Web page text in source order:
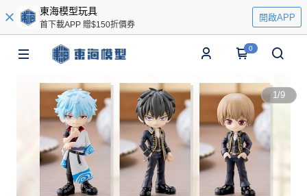
東海模型玩具
首下載APP 贈$150折價券
開啟APP
0
1/9